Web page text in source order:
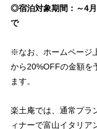
◎宿泊対象期間：～4
で
※なお、ホームページ
から20%OFFの金額を
ます。
楽土庵では、通常プラ
ィナーで富山イタリア